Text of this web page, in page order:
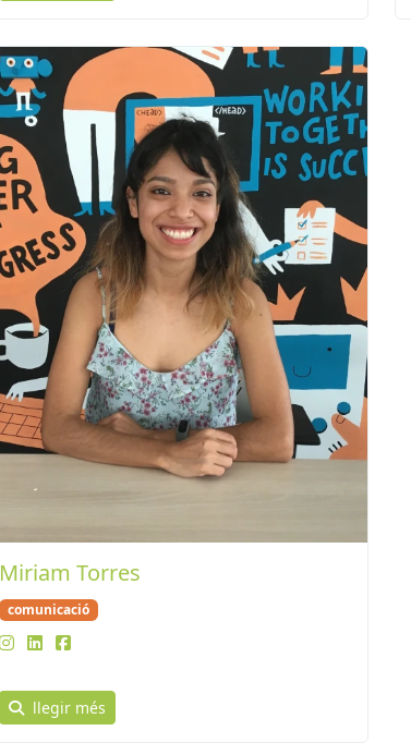
Miriam Torres
comunicació
llegir més